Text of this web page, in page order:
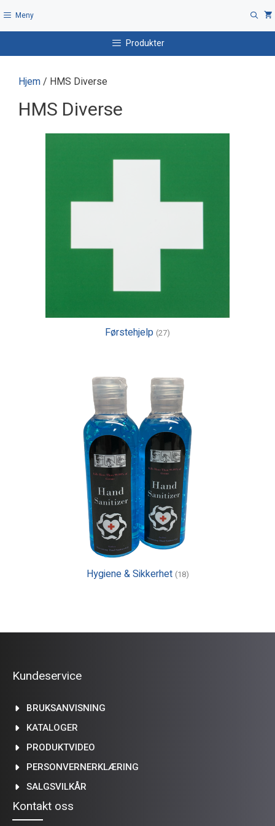
til
Meny
Produkter
Hjem / HMS Diverse
HMS Diverse
Førstehjelp (27)
Hygiene & Sikkerhet (18)
Kundeservice
BRUKSANVISNING
KATALOGER
PRODUKTVIDEO
PERSONVERNERKLÆRING
SALGSVILKÅR
Kontakt oss